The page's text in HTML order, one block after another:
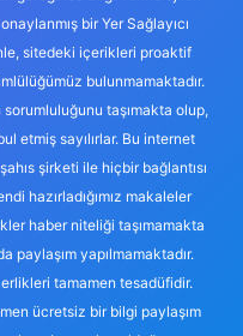
bir Yer Sağlayıcı
sitedeki içerikleri proaktif
bulunmamaktadır.
taşımakta olup,
etmiş sayılırlar. Bu internet
şirketi ile hiçbir bağlantısı
hazırladığımız makaleler
haber niteliği taşımamakta
paylaşım yapılmamaktadır.
tamamen tesadüfidir.
ücretsiz bir bilgi paylaşım